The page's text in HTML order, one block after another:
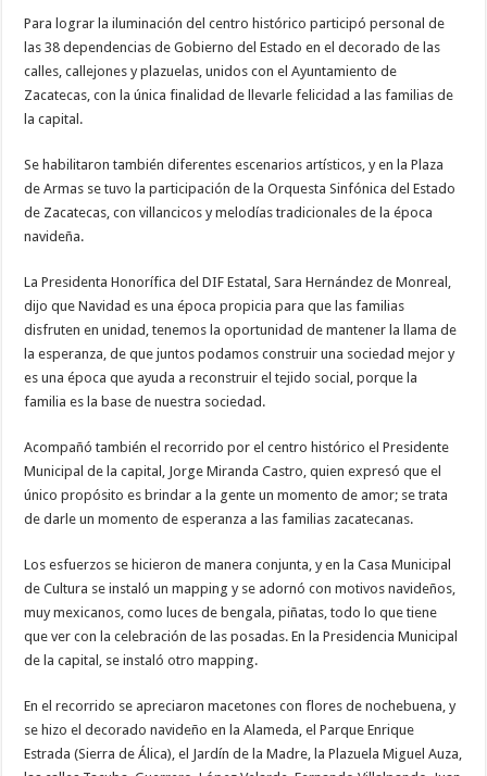
Para lograr la iluminación del centro histórico participó personal de
las 38 dependencias de Gobierno del Estado en el decorado de las
calles, callejones y plazuelas, unidos con el Ayuntamiento de
Zacatecas, con la única finalidad de llevarle felicidad a las familias de
la capital.
Se habilitaron también diferentes escenarios artísticos, y en la Plaza
de Armas se tuvo la participación de la Orquesta Sinfónica del Estado
de Zacatecas, con villancicos y melodías tradicionales de la época
navideña.
La Presidenta Honorífica del DIF Estatal, Sara Hernández de Monreal,
dijo que Navidad es una época propicia para que las familias
disfruten en unidad, tenemos la oportunidad de mantener la llama de
la esperanza, de que juntos podamos construir una sociedad mejor y
es una época que ayuda a reconstruir el tejido social, porque la
familia es la base de nuestra sociedad.
Acompañó también el recorrido por el centro histórico el Presidente
Municipal de la capital, Jorge Miranda Castro, quien expresó que el
único propósito es brindar a la gente un momento de amor; se trata
de darle un momento de esperanza a las familias zacatecanas.
Los esfuerzos se hicieron de manera conjunta, y en la Casa Municipal
de Cultura se instaló un mapping y se adornó con motivos navideños,
muy mexicanos, como luces de bengala, piñatas, todo lo que tiene
que ver con la celebración de las posadas. En la Presidencia Municipal
de la capital, se instaló otro mapping.
En el recorrido se apreciaron macetones con flores de nochebuena, y
se hizo el decorado navideño en la Alameda, el Parque Enrique
Estrada (Sierra de Álica), el Jardín de la Madre, la Plazuela Miguel Auza,